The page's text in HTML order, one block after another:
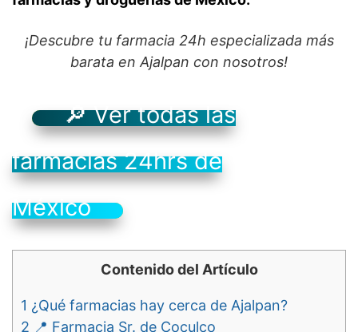
¡Descubre tu farmacia 24h especializada más
barata en Ajalpan con nosotros!
🔎 Ver todas las
farmacias 24hrs de
México
Contenido del Artículo
1 ¿Qué farmacias hay cerca de Ajalpan?
2 📍 Farmacia Sr. de Coculco